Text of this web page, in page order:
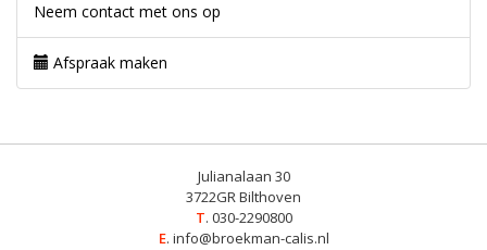
Neem contact met ons op
Afspraak maken
Julianalaan 30
3722GR Bilthoven
T. 030-2290800
E. info@broekman-calis.nl